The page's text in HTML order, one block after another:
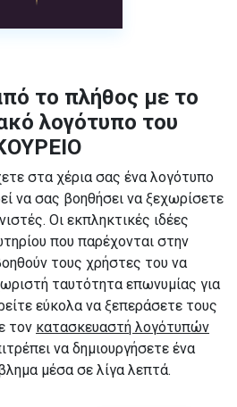
το πλήθος με το
λογότυπο του
στα χέρια σας ένα λογότυπο
να σας βοηθήσει να ξεχωρίσετε
Οι εκπληκτικές ιδέες
που παρέχονται στην
τους χρήστες του να
ταυτότητα επωνυμίας για
εύκολα να ξεπεράσετε τους
τον κατασκευαστή λογότυπών
να δημιουργήσετε ένα
μέσα σε λίγα λεπτά.